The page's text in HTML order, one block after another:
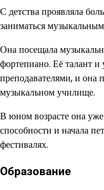
С детства проявляла
заниматься
Она посещала
фортепиано. Её талант
преподавателями, и она
музыкальном училище.
В юном возрасте она
способности и начала
фестивалях.
Образование